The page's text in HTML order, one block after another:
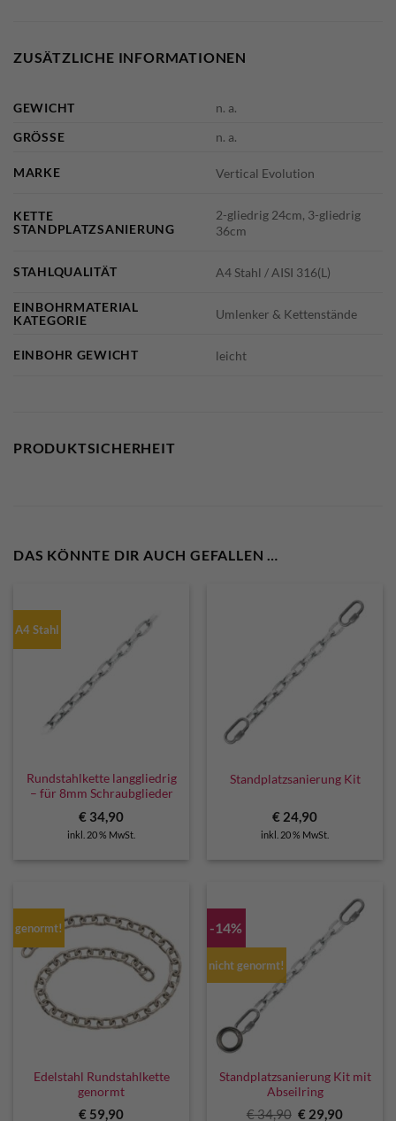
ZUSÄTZLICHE INFORMATIONEN
GEWICHT
n. a.
GRÖSSE
n. a.
MARKE Vertical Evolution
KETTE
STANDPLATZSANIERUNG
2-gliedrig 24cm, 3-gliedrig
36cm
STAHLQUALITÄT A4 Stahl / AISI 316(L)
EINBOHRMATERIAL
KATEGORIE
Umlenker & Kettenstände
EINBOHR GEWICHT leicht
PRODUKTSICHERHEIT
DAS KÖNNTE DIR AUCH GEFALLEN …
A4 Stahl
Rundstahlkette langgliedrig
– für 8mm Schraubglieder
€ 34,90
inkl. 20 % MwSt.
Standplatzsanierung Kit
€ 24,90
inkl. 20 % MwSt.
genormt!
Edelstahl Rundstahlkette
genormt
€ 59,90
-14%
nicht genormt!
Standplatzsanierung Kit mit
Abseilring
€34,90 Ursprünglicher
€ 29,90